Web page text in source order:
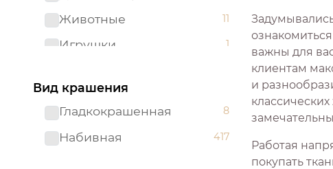
Оливковый
Оранжевый
Пудровый 1
Разноцветный 3
Животные 11
Игрушки 1
Листья
Любовь
Машины
Вид крашения
Гладкокрашенная
8
Набивная 417
важны для
клиентам
и
Работая
покупать